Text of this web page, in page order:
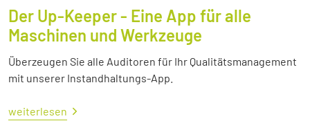
Der Up-Keeper - Eine App für alle
Maschinen und Werkzeuge
Überzeugen Sie alle Auditoren für Ihr Qualitätsmanagement
mit unserer Instandhaltungs-App.
weiterlesen